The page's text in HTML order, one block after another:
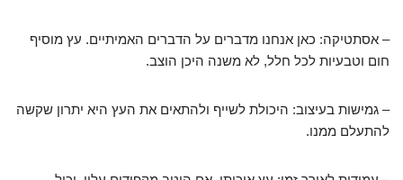
– אסתטיקה: כאן אנחנו מדברים על הדברים האמיתיים. עץ מוסיף
חום וטבעיות לכל חלל, לא משנה היכן הוצב.
– גמישות בעיצוב: היכולת לשייף ולהתאים את העץ היא יתרון שקשה
להתעלם ממנו.